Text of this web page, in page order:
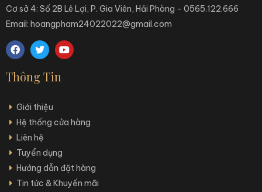
Cơ sở 4: Số 2B Lê Lợi, P. Gia Viên, Hải Phòng - 0565.122.666
Email: hoangpham24022022@gmail.com
Thông Tin
Giới thiệu
Hệ thống cửa hàng
Liên hệ
Tuyển dụng
Hướng dẫn đặt hàng
Tin tức & Khuyến mãi